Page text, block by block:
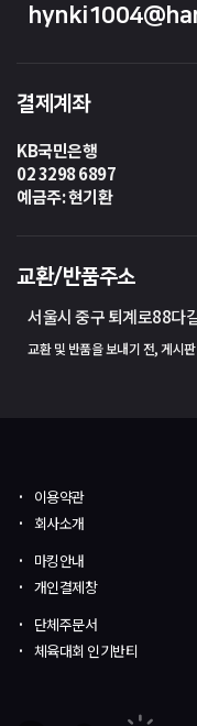
결제계좌
KB국민은행
02 3298 6897
예금주: 현기환
교환/반품주소
서울시 중구 퇴계로88다
교환 및 반품을 보내기 전, 게시
이용약관
회사소개
마킹안내
개인결제창
단체주문서
체육대회 인기반티